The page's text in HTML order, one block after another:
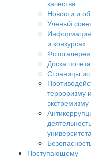
качества
Новости и
Ученый
и конкурсах
Фотогалерея
Доска почета
Страницы
терроризму и
экстремизму
деятельность
университета
Поступающему